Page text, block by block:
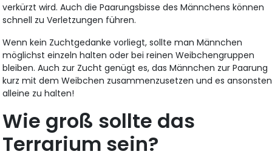
verkürzt wird. Auch die Paarungsbisse des Männchens können
schnell zu Verletzungen führen.
Wenn kein Zuchtgedanke vorliegt, sollte man Männchen
möglichst einzeln halten oder bei reinen Weibchengruppen
bleiben. Auch zur Zucht genügt es, das Männchen zur Paarung
kurz mit dem Weibchen zusammenzusetzen und es ansonsten
alleine zu halten!
Wie groß sollte das
Terrarium sein?